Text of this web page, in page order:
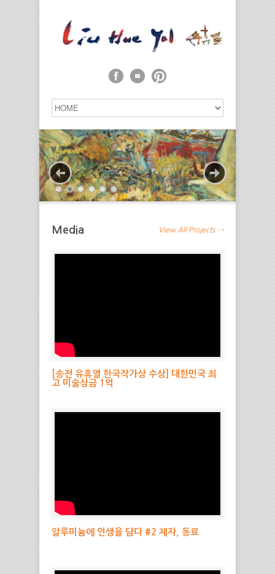
Media View All Projects →
[송전 유휴열 한국작가상 수상] 대한민국 최
고 미술상금 1억
알루미늄에 인생을 담다 #2 제자, 동료